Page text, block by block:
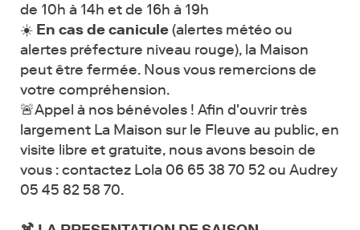
de 10h à 14h et de 16h à 19h
☀️ En cas de canicule(alertes météo ou
alertes préfecture niveau rouge), la Maison
peut être fermée. Nous vous remercions de
votre compréhension.
🚨Appel à nos bénévoles ! Afin d'ouvrir très
largement La Maison sur le Fleuve au public, en
visite libre et gratuite, nous avons besoin de
vous : contactez Lola 06 65 38 70 52 ou Audrey
05 45 82 58 70.